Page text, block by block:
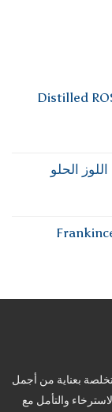
بعناية من أجمل
والتأمل مع